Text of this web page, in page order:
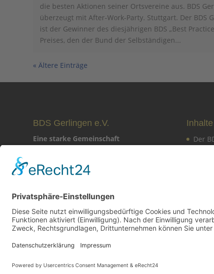
die besten Aktionen seiner Ortsvereine aus. BDS
überzeugt mit After-Work-Party. Stuttgart. Der BDS
ist der Gewinner des diesjährigen BDS „Best
Preises, den der Bund der Selbständigen...
« Ältere Einträge
BDS Gerlingen e.V.
Eine starke Gemeinschaft
70839 Gerlingen
Kontakt aufnehmen
Mehr über den Verein
Inhalte
Der
BDS Gerlingen e.V. · Die Starke Gemeinschaft für